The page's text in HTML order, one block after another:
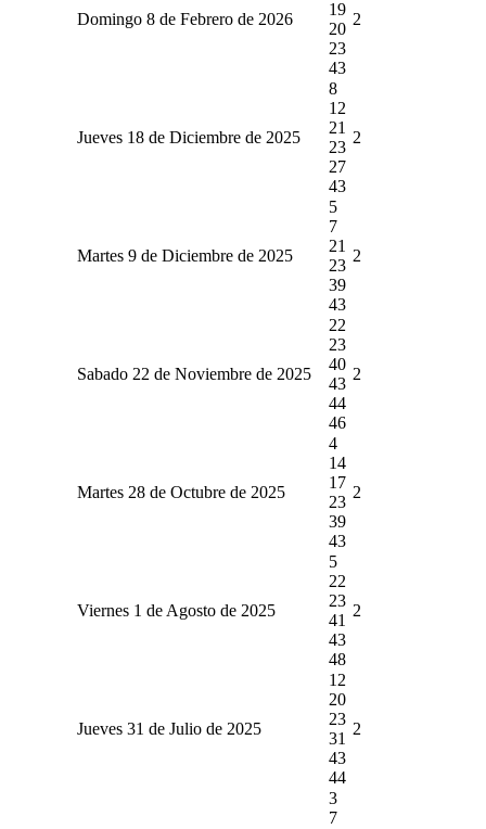
Domingo 8 de Febrero de 2026
19
20
23
43
2
Jueves 18 de Diciembre de 2025
8
12
21
23
27
43
2
Martes 9 de Diciembre de 2025
5
7
21
23
39
43
2
Sabado 22 de Noviembre de 2025
22
23
40
43
44
46
2
Martes 28 de Octubre de 2025
4
14
17
23
39
43
2
Viernes 1 de Agosto de 2025
5
22
23
41
43
48
2
Jueves 31 de Julio de 2025
12
20
23
31
43
44
2
3
7